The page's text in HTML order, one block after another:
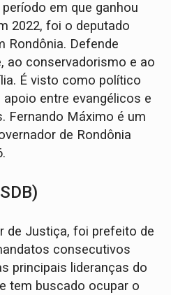
em que ganhou
2022, foi o deputado
Rondônia. Defende
ao conservadorismo e ao
É visto como político
entre evangélicos e
Fernando Máximo é um
de Rondônia
de Justiça, foi prefeito de
consecutivos
principais lideranças do
tem buscado ocupar o